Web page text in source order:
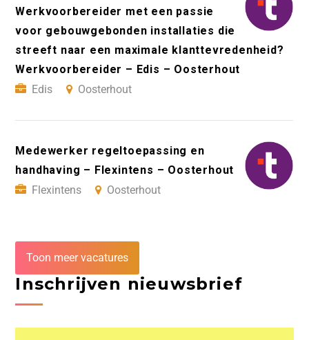
Werkvoorbereider met een passie
voor gebouwgebonden installaties die
streeft naar een maximale klanttevredenheid?
Werkvoorbereider – Edis – Oosterhout
Edis
Oosterhout
Medewerker regeltoepassing en
handhaving – Flexintens – Oosterhout
Flexintens
Oosterhout
Toon meer vacatures
Inschrijven nieuwsbrief